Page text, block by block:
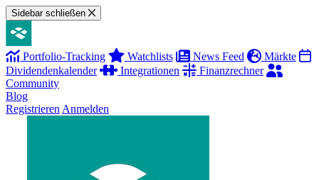
Sidebar schließen
Portfolio-Tracking Watchlists News Feed
Märkte
Dividendenkalender
Integrationen
Finanzrechner
Community
Blog
Registrieren Anmelden